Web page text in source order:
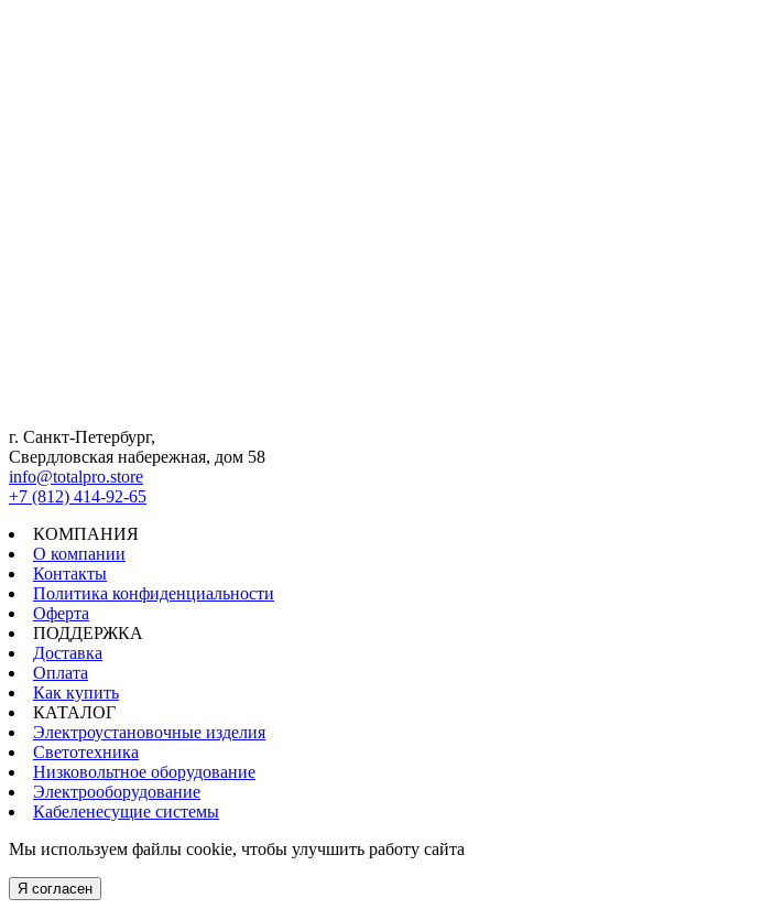
г. Санкт-Петербург,
Свердловская набережная, дом 58
info@totalpro.store
+7 (812) 414-92-65
КОМПАНИЯ
О компании
Контакты
Политика конфиденциальности
Оферта
ПОДДЕРЖКА
Доставка
Оплата
Как купить
КАТАЛОГ
Электроустановочные изделия
Светотехника
Низковольтное оборудование
Электрооборудование
Кабеленесущие системы
Мы используем файлы cookie, чтобы улучшить работу сайта
Я согласен